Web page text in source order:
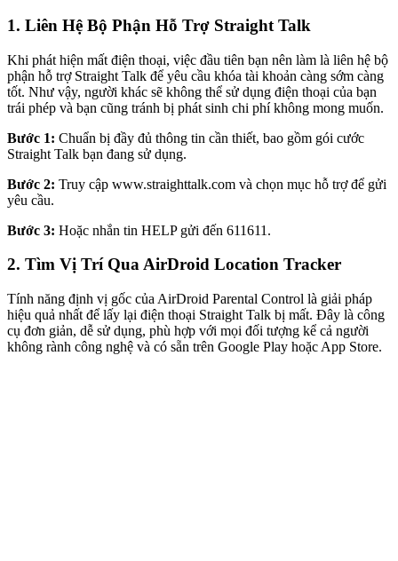
1. Liên Hệ Bộ Phận Hỗ Trợ Straight Talk
Khi phát hiện mất điện thoại, việc đầu tiên bạn nên làm là liên hệ bộ
phận hỗ trợ Straight Talk để yêu cầu khóa tài khoản càng sớm càng
tốt. Như vậy, người khác sẽ không thể sử dụng điện thoại của bạn
trái phép và bạn cũng tránh bị phát sinh chi phí không mong muốn.
Bước 1: Chuẩn bị đầy đủ thông tin cần thiết, bao gồm gói cước
Straight Talk bạn đang sử dụng.
Bước 2: Truy cập www.straighttalk.com và chọn mục hỗ trợ để gửi
yêu cầu.
Bước 3: Hoặc nhắn tin HELP gửi đến 611611.
2. Tìm Vị Trí Qua AirDroid Location Tracker
Tính năng định vị gốc của AirDroid Parental Control là giải pháp
hiệu quả nhất để lấy lại điện thoại Straight Talk bị mất. Đây là công
cụ đơn giản, dễ sử dụng, phù hợp với mọi đối tượng kể cả người
không rành công nghệ và có sẵn trên Google Play hoặc App Store.